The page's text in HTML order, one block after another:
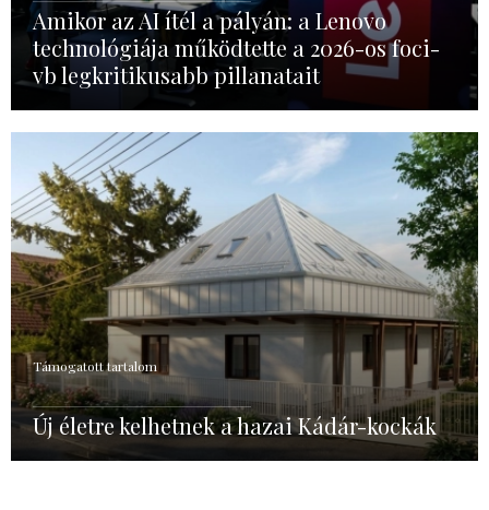
Amikor az AI ítél a pályán: a Lenovo
technológiája működtette a 2026-os foci-
vb legkritikusabb pillanatait
Támogatott tartalom
Új életre kelhetnek a hazai Kádár-kockák